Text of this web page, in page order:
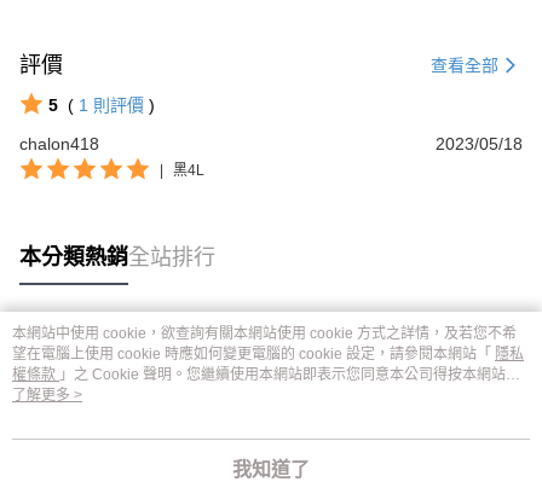
評價 查看全部
5 ( 1 則評價 )
chalon418
2023/05/18
| 黑4L
本分類熱銷全站排行
熱門標籤
本網站中使用 cookie，欲查詢有關本網站使用 cookie 方式之詳情，及若您不希
望在電腦上使用 cookie 時應如何變更電腦的 cookie 設定，請參閱本網站「 隱私
權條款 」之 Cookie 聲明。您繼續使用本網站即表示您同意本公司得按本網站使
用條款之 Cookie 聲明使用 cookie。
了解更多 >
我知道了